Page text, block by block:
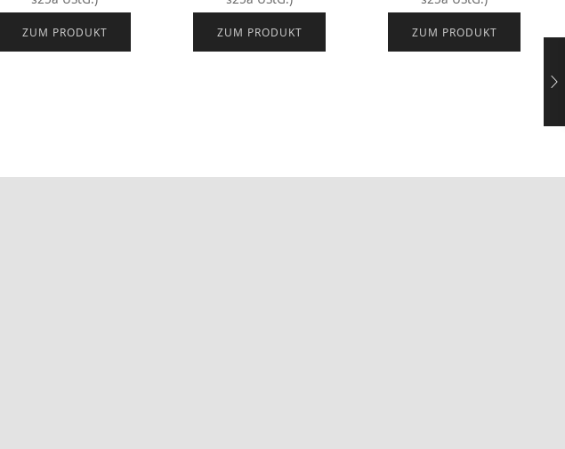
ZUM PRODUKT ZUM PRODUKT ZUM PRODUKT